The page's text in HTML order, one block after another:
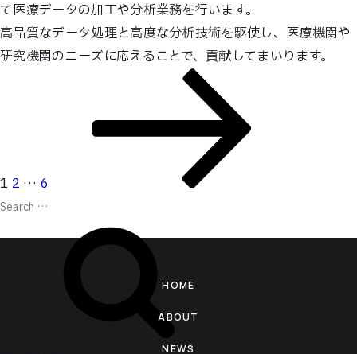
て医療データの加工や分析業務を行います。
高品質なデータ処理と高度な分析技術を駆使し、医療機関や
研究機関のニーズに応えることで、貢献してまいります。
1 2 … 6
Search
HOME
ABOUT
NEWS